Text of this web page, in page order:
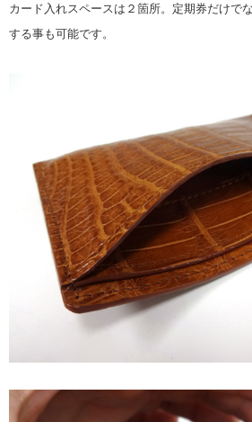
カード入れスペースは２箇所。定期券だけで
する事も可能です。